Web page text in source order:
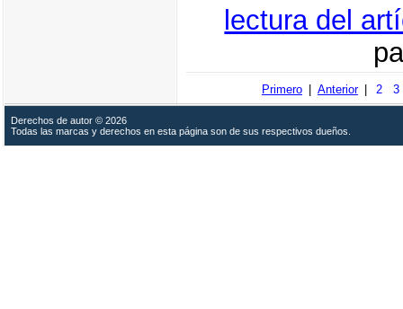
lectura del
Primero Anterior 2 3
Derechos de autor © 2026
Todas las marcas y derechos en esta página son de sus respectivos dueños.